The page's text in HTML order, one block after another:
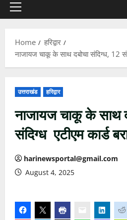
Primary
Home
हरिद्वार
नाजायज चाकू के साथ दबोचा संदिग्ध, 12
उत्तराखंड हरिद्वार
नाजायज चाकू के साथ
संदिग्ध एटीएम कार्ड
harinewsportal@gmail.com
August 4, 2025